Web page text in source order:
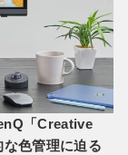
「Creative
色管理に迫る